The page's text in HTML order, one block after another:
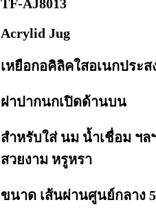
TF-AJ8013
Acrylid Jug
เหยือกอคิลิคใสอเนกประส
ฝาปากนกเปิดด้านบน
สำหรับใส่ นม น้ำเชื่อม ฯล
สวยงาม หรูหรา
ขนาด เส้นผ่านศูนย์กลาง